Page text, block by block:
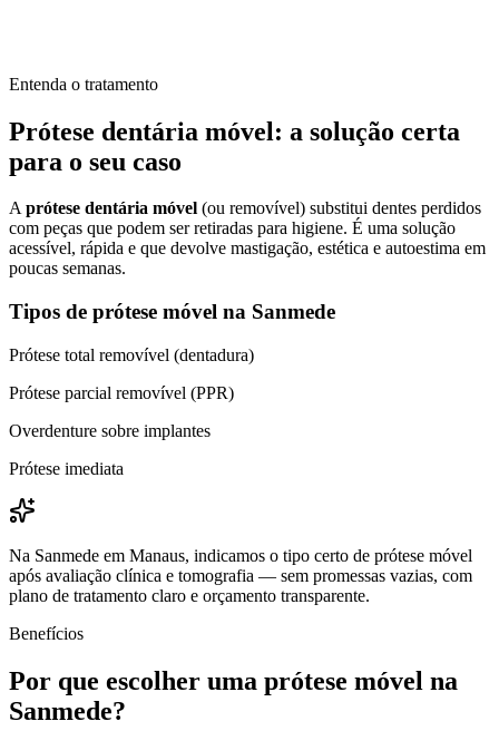
Entenda o tratamento
Prótese dentária móvel: a solução certa
para o seu caso
Aprótese dentária móvel (ou removível) substitui dentes perdidos
com peças que podem ser retiradas para higiene. É uma solução
acessível, rápida e que devolve mastigação, estética e autoestima em
poucas semanas.
Tipos de prótese móvel na Sanmede
Prótese total removível (dentadura)
Prótese parcial removível (PPR)
Overdenture sobre implantes
Prótese imediata
Na Sanmede em Manaus, indicamos o tipo certo de prótese móvel
após avaliação clínica e tomografia — sem promessas vazias, com
plano de tratamento claro e orçamento transparente.
Benefícios
Por que escolher uma prótese móvel na
Sanmede?